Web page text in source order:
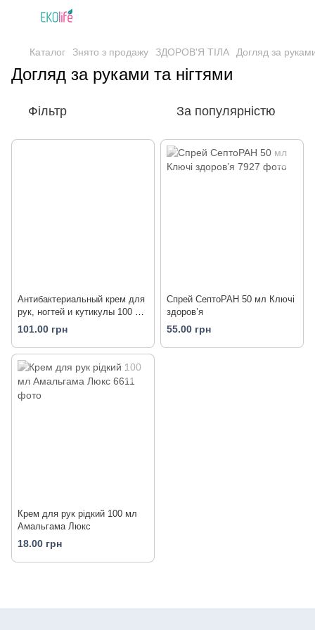
Каталог Знято з продажу ЗДОРОВ'Я ТІЛА Догляд за
Догляд за руками та нігтями
Фільтр За популярністю
Антибактериальный крем для
рук, ногтей и кутикулы 100 мл
TANOYA
101.00 грн
Спрей СептоРАН 50 мл Ключі
здоров’я
55.00 грн
Крем для рук рідкий 100 мл
Амальгама Люкс
18.00 грн